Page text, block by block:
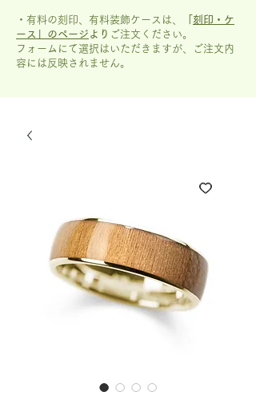
・有料の刻印、有料装飾ケースは、
刻印・ケ
ース」のページ より ご注文ください。
フォームにて選択はいただきますが、
ご注文内
容には反映されません。